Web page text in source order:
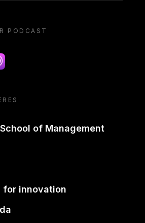
PODCAST
podcast
of Management
for innovation